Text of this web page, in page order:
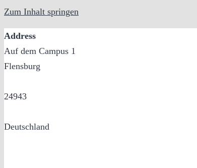
Zum Inhalt springen
Address
Auf dem Campus 1
Flensburg
24943
Deutschland